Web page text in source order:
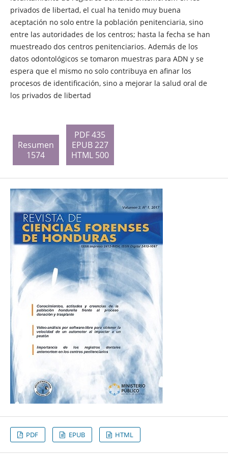
privados de libertad, el cual ha tenido muy buena
aceptación no solo entre la población penitenciaria, sino
entre las autoridades de los centros; hasta la fecha se han
muestreado dos centros penitenciarios. Además de los
datos odontológicos se tomaron muestras para ADN y se
espera que el mismo no solo contribuya en afinar los
procesos de identificación, sino a mejorar la salud oral de
los privados de libertad
Resumen
1574
PDF 435
EPUB 227
HTML 500
PDF EPUB HTML